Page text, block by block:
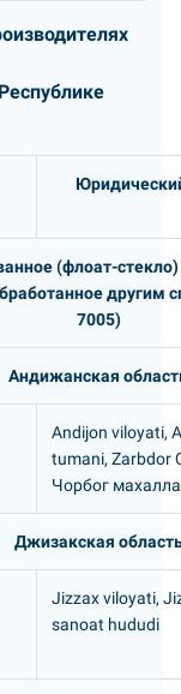
(флоат-
7005)
Андижанская
Andijon viloyati,
tumani, Zarbdor
Чорбог
Джизакская
Jizzax viloyati,
sanoat hududi